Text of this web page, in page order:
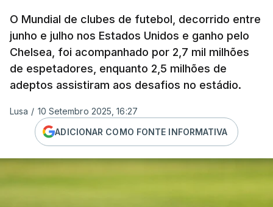
O Mundial de clubes de futebol, decorrido entre
junho e julho nos Estados Unidos e ganho pelo
Chelsea, foi acompanhado por 2,7 mil milhões
de espetadores, enquanto 2,5 milhões de
adeptos assistiram aos desafios no estádio.
Lusa / 10 Setembro 2025, 16:27
ADICIONAR COMO FONTE INFORMATIVA